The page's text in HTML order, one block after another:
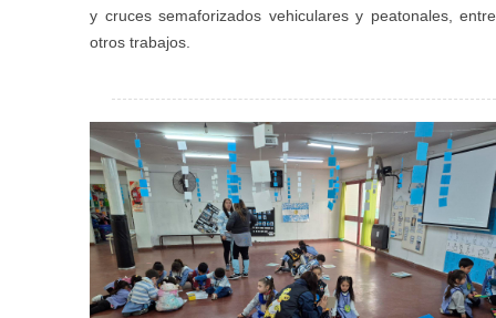
y cruces semaforizados vehiculares y peatonales, entre
otros trabajos.